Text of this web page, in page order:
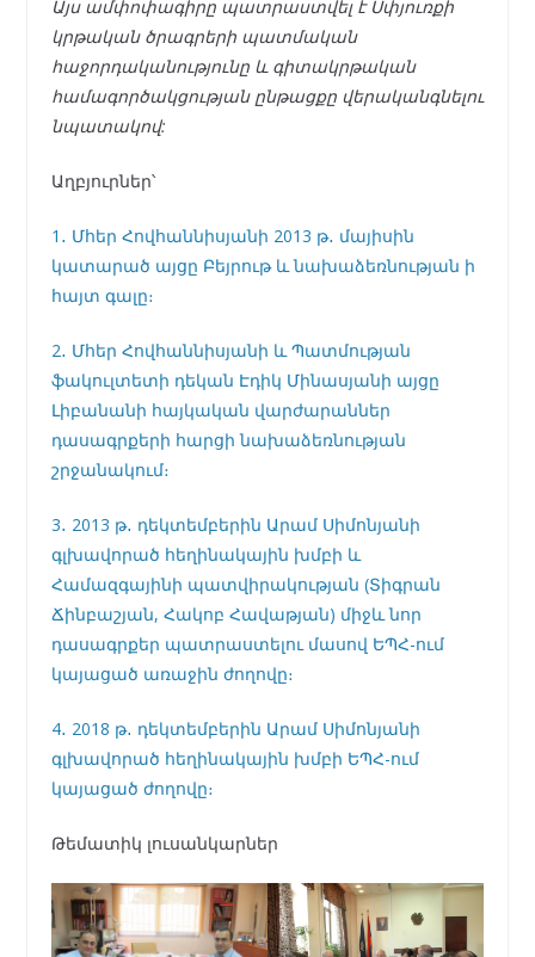
Այս ամփոփագիրը պատրաստվել է Սփյուռքի
կրթական ծրագրերի պատմական
հաջորդականությունը և գիտակրթական
համագործակցության ընթացքը վերականգնելու
նպատակով:
Աղբյուրներ՝
1․ Մհեր Հովհաննիսյանի 2013 թ․ մայիսին
կատարած այցը Բեյրութ և նախաձեռնության ի
հայտ գալը։
2․ Մհեր Հովհաննիսյանի և Պատմության
ֆակուլտետի դեկան Էդիկ Մինասյանի այցը
Լիբանանի հայկական վարժարաններ
դասագրքերի հարցի նախաձեռնության
շրջանակում։
3․ 2013 թ․ դեկտեմբերին Արամ Սիմոնյանի
գլխավորած հեղինակային խմբի և
Համազգայինի պատվիրակության (Տիգրան
Ճինբաշյան, Հակոբ Հավաթյան) միջև նոր
դասագրքեր պատրաստելու մասով ԵՊՀ-ում
կայացած առաջին ժողովը։
4․ 2018 թ․ դեկտեմբերին Արամ Սիմոնյանի
գլխավորած հեղինակային խմբի ԵՊՀ-ում
կայացած ժողովը։
Թեմատիկ լուսանկարներ